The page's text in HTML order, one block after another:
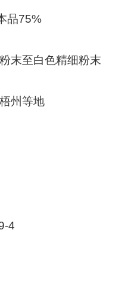
品75%
末至白色精细粉末
州等地
4